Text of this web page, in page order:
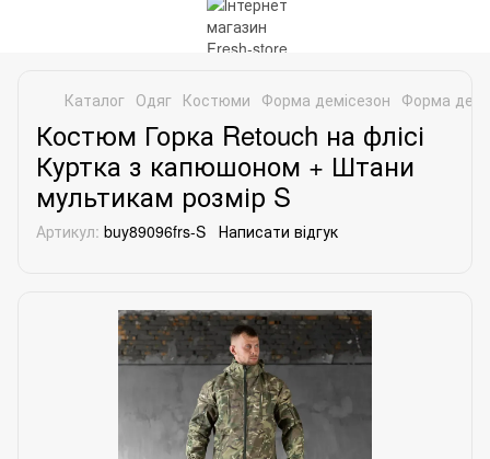
Каталог Одяг Костюми Форма демісезон Форма
Костюм Горка Retouch на флісі
Куртка з капюшоном + Штани
мультикам розмір S
Артикул: buy89096frs-S Написати відгук